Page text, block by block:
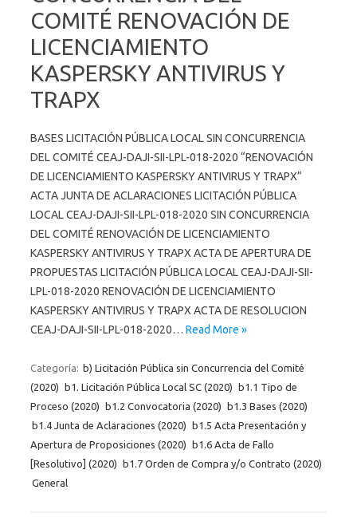
COMITÉ RENOVACIÓN DE
LICENCIAMIENTO
KASPERSKY ANTIVIRUS Y
TRAPX
BASES LICITACIÓN PÚBLICA LOCAL SIN CONCURRENCIA
DEL COMITÉ CEAJ-DAJI-SII-LPL-018-2020 “RENOVACIÓN
DE LICENCIAMIENTO KASPERSKY ANTIVIRUS Y TRAPX”
ACTA JUNTA DE ACLARACIONES LICITACIÓN PÚBLICA
LOCAL CEAJ-DAJI-SII-LPL-018-2020 SIN CONCURRENCIA
DEL COMITÉ RENOVACIÓN DE LICENCIAMIENTO
KASPERSKY ANTIVIRUS Y TRAPX ACTA DE APERTURA DE
PROPUESTAS LICITACIÓN PÚBLICA LOCAL CEAJ-DAJI-SII-
LPL-018-2020 RENOVACIÓN DE LICENCIAMIENTO
KASPERSKY ANTIVIRUS Y TRAPX ACTA DE RESOLUCION
CEAJ-DAJI-SII-LPL-018-2020… Read More »
Categoría: b) Licitación Pública sin Concurrencia del Comité
(2020) b1. Licitación Pública Local SC (2020) b1.1 Tipo de
Proceso (2020) b1.2 Convocatoria (2020) b1.3 Bases (2020)
b1.4 Junta de Aclaraciones (2020) b1.5 Acta Presentación y
Apertura de Proposiciones (2020) b1.6 Acta de Fallo
[Resolutivo] (2020) b1.7 Orden de Compra y/o Contrato (2020)
General